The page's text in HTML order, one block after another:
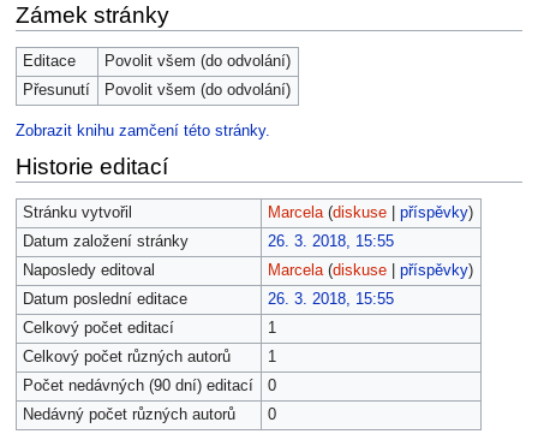
Zámek stránky
Editace
Povolit všem (do odvolání)
Přesunutí
Povolit všem (do odvolání)
Zobrazit knihu zamčení této stránky.
Historie editací
Stránku vytvořil Marcela (diskuse| příspěvky)
Datum založení stránky
26. 3. 2018, 15:55
Naposledy editoval
Marcela (diskuse| příspěvky)
Datum poslední editace
26. 3. 2018, 15:55
Celkový počet editací
1
Celkový počet různých autorů
1
Počet nedávných (90 dní) editací
0
Nedávný počet různých autorů
0